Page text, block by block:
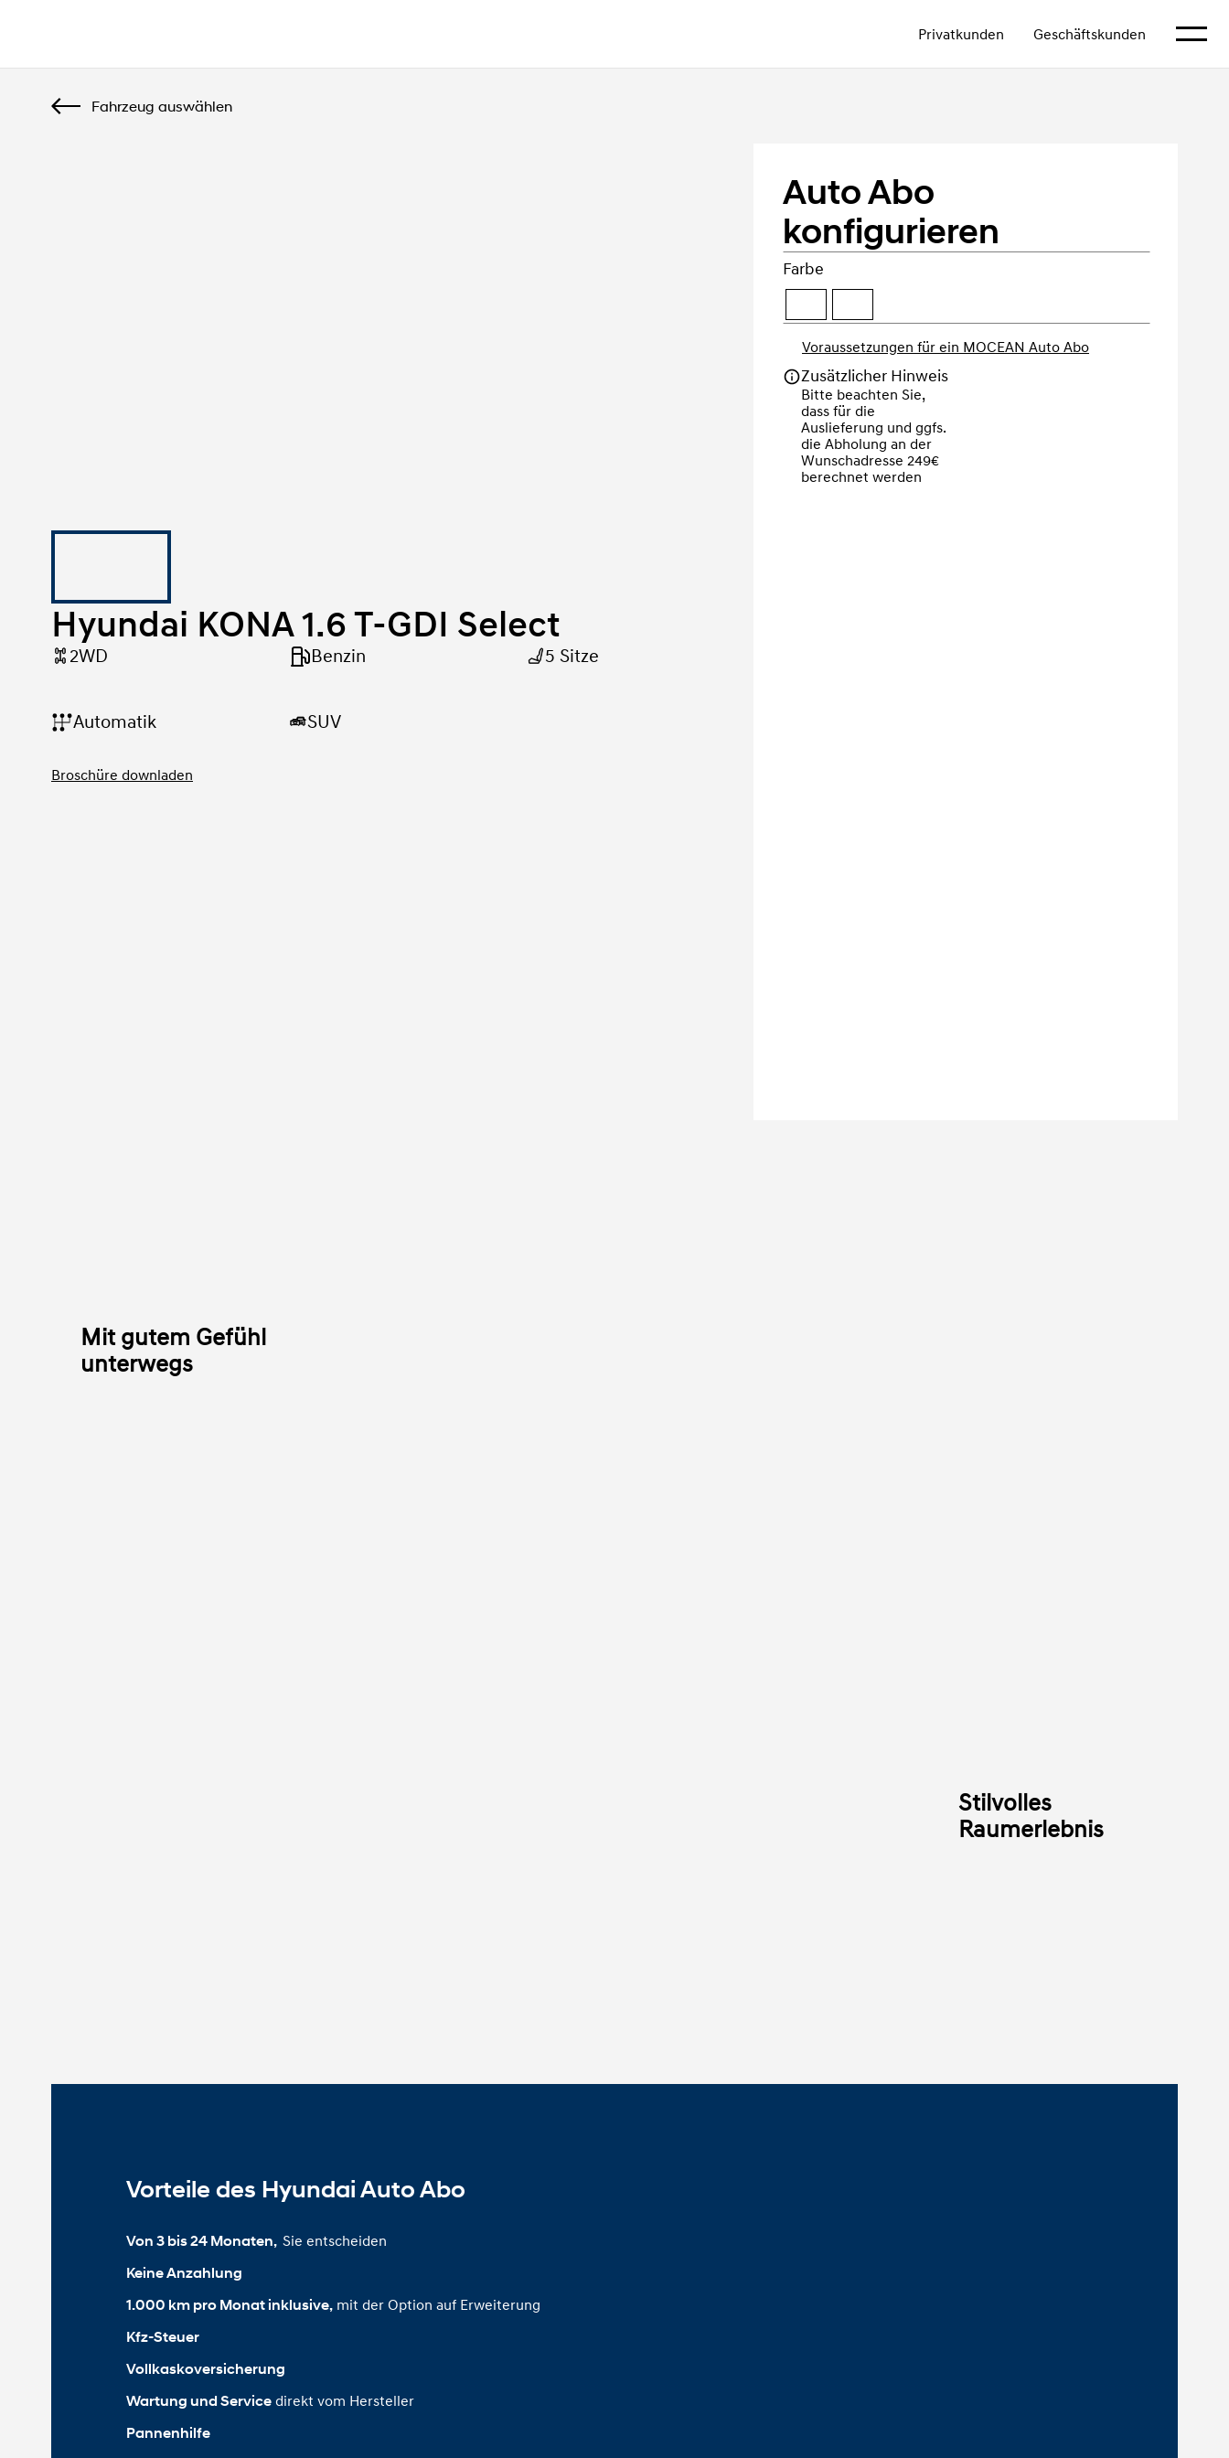
Privatkunden Geschäftskunden Mehr
Fahrzeug auswählen
Hyundai KONA 1.6 T-GDI Select
2WD Benzin 5 Sitze
Automatik SUV
Broschüre downladen
Auto Abo
konfigurieren
Farbe
Voraussetzungen für ein MOCEAN Auto Abo
Zusätzlicher Hinweis
Bitte beachten Sie,
dass für die
Auslieferung und ggfs.
die Abholung an der
Wunschadresse 249€
berechnet werden
Mit gutem Gefühl
unterwegs
Stilvolles
Raumerlebnis
Vorteile des Hyundai Auto Abo
Von 3 bis 24 Monaten, Sie entscheiden
Keine Anzahlung
1.000 km pro Monat inklusive, mit der Option auf Erweiterung
Kfz-Steuer
Vollkaskoversicherung
Wartung und Service direkt vom Hersteller
Pannenhilfe